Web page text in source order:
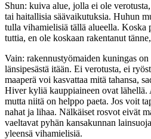
Shun: kuiva alue, jolla ei ole
tai haitallisia säävaikutuksia. Huhun
tulla vihamielisiä tällä alueella. Koska
tuttia, en ole koskaan rakentanut
Vain: rakennustyömaiden kuningas
länsipesästä itään. Ei verotusta, ei
maaperä voi kasvattaa mitä tahansa,
Hiver kyliä kauppiaineen ovat
mutta niitä on helppo paeta. Jos voit
nahat ja lihaa. Nälkäiset rosvot eivät
vaeltavat pyhän kansakunnan
yleensä vihamielisiä.